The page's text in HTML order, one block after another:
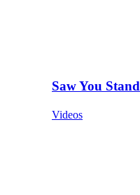
Saw You Stand
Videos